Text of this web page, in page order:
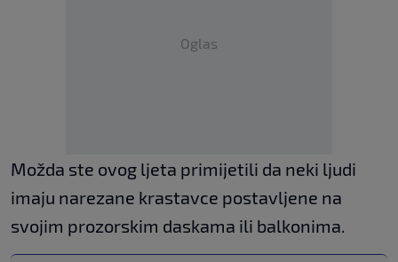
Oglas
Možda ste ovog ljeta primijetili da neki ljudi
imaju narezane krastavce postavljene na
svojim prozorskim daskama ili balkonima.